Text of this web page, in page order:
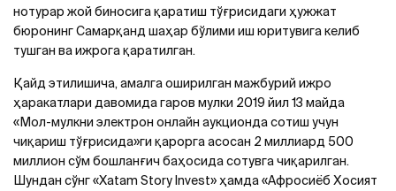
нотурар жой биносига қаратиш тўғрисидаги ҳужжат
бюронинг Самарқанд шаҳар бўлими иш юритувига келиб
тушган ва ижрога қаратилган.
Қайд этилишича, амалга оширилган мажбурий ижро
ҳаракатлари давомида гаров мулки 2019 йил 13 майда
«Мол-мулкни электрон онлайн аукционда сотиш учун
чиқариш тўғрисида»ги қарорга асосан 2 миллиард 500
миллион сўм бошланғич баҳосида сотувга чиқарилган.
Шундан сўнг «Xatam Story Invest» ҳамда «Aфросиёб Хосият